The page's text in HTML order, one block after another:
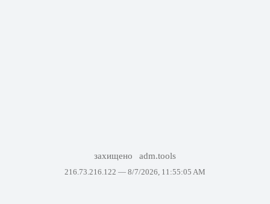
захищено adm.tools
216.73.216.122 — 8/7/2026, 11:55:05 AM